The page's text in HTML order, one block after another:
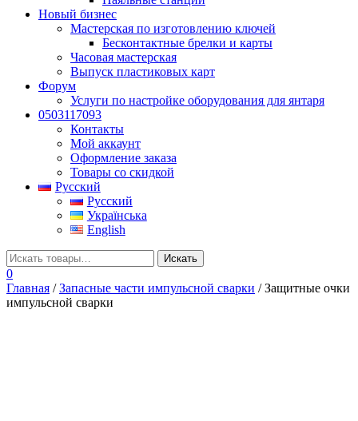
Новый бизнес
Мастерская по изготовлению ключей
Бесконтактные брелки и карты
Часовая мастерская
Выпуск пластиковых карт
Форум
Услуги по настройке оборудования для янтаря
0503117093
Контакты
Мой аккаунт
Оформление заказа
Товары со скидкой
Русский
Русский
Українська
English
0
Главная /Запасные части импульсной сварки / Защитные очки
импульсной сварки